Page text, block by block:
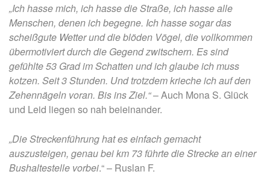
„Ich hasse mich, ich hasse die Straße, ich hasse alle
Menschen, denen ich begegne. Ich hasse sogar das
scheißgute Wetter und die blöden Vögel, die vollkommen
übermotiviert durch die Gegend zwitschern. Es sind
gefühlte 53 Grad im Schatten und ich glaube ich muss
kotzen. Seit 3 Stunden. Und trotzdem krieche ich auf den
Zehennägeln voran. Bis ins Ziel.“– Auch Mona S. Glück
und Leid liegen so nah beieinander.
„Die Streckenführung hat es einfach gemacht
auszusteigen, genau bei km 73 führte die Strecke an einer
Bushaltestelle vorbei.“ – Ruslan F.